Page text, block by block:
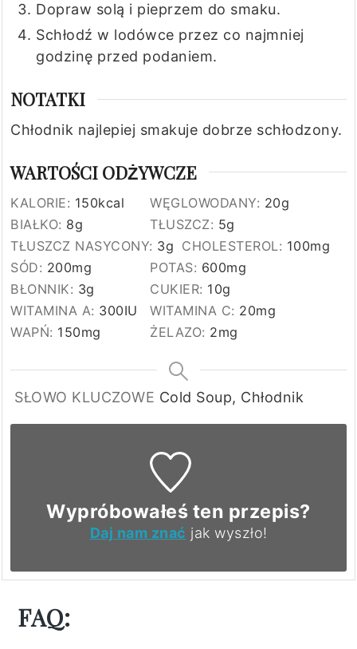
Dopraw solą i pieprzem do smaku.
Schłodź w lodówce przez co najmniej
godzinę przed podaniem.
NOTATKI
Chłodnik najlepiej smakuje dobrze schłodzony.
WARTOŚCI ODŻYWCZE
KALORIE: 150kcal WĘGLOWODANY: 20g
BIAŁKO: 8g TŁUSZCZ: 5g
TŁUSZCZ NASYCONY: 3g CHOLESTEROL: 100mg
SÓD: 200mg POTAS: 600mg
BŁONNIK: 3g CUKIER: 10g
WITAMINA A: 300IU WITAMINA C: 20mg
WAPŃ: 150mg ŻELAZO: 2mg
SŁOWO KLUCZOWE Cold Soup, Chłodnik
Wypróbowałeś ten przepis?
Daj nam znać jak wyszło!
FAQ: